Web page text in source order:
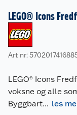
LEGO® Icons
Art nr:
LEGO® Icons
voksne og alle
Byggbart... les